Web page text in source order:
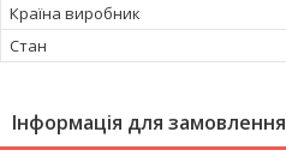
Країна виробник
Стан
Інформація для замовлення